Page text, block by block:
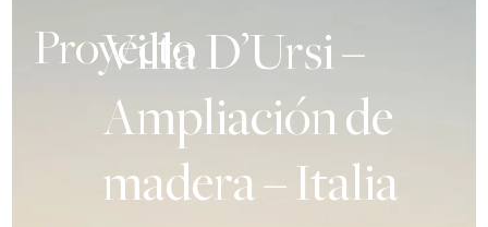
Proyecto
VillaD’Ursi–
Ampliaciónde
madera–Italia